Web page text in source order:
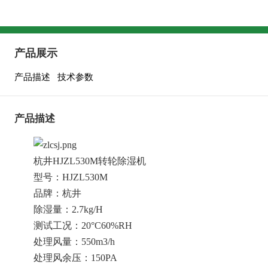
产品展示
产品描述 技术参数
产品描述
杭井HJZL530M转轮除湿机
型号：HJZL530M
品牌：杭井
除湿量：2.7kg/H
测试工况：20°C60%RH
处理风量：550m3/h
处理风余压：150PA